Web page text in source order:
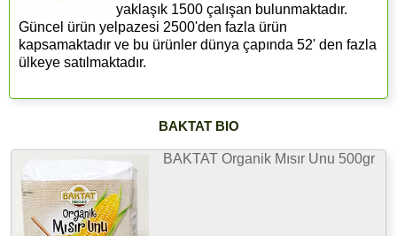
yaklaşık 1500 çalışan bulunmaktadır.
Güncel ürün yelpazesi 2500'den fazla ürün
kapsamaktadır ve bu ürünler dünya çapında 52' den fazla
ülkeye satılmaktadır.
BAKTAT BIO
BAKTAT Organik Mısır Unu 500gr